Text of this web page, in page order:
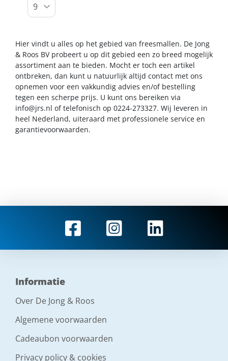
Hier vindt u alles op het gebied van freesmallen. De Jong
& Roos BV probeert u op dit gebied een zo breed mogelijk
assortiment aan te bieden. Mocht er toch een artikel
ontbreken, dan kunt u natuurlijk altijd contact met ons
opnemen voor een vakkundig advies en/of bestelling
tegen een scherpe prijs. U kunt ons bereiken via
info@jrs.nl of telefonisch op 0224-273327. Wij leveren in
heel Nederland, uiteraard met professionele service en
garantievoorwaarden.
Informatie
Over De Jong & Roos
Algemene voorwaarden
Cadeaubon voorwaarden
Privacy policy & cookies